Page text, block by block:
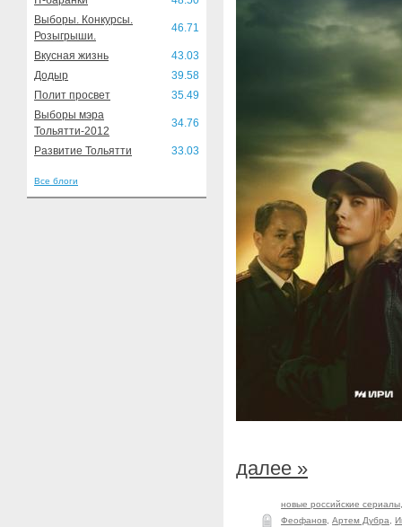
Выборы. Конкурсы.
Розыгрыши.
46.71
Вкусная жизнь
43.03
Додыр
39.58
Полит просвет
35.49
Выборы мэра
Тольятти-2012
34.76
Развитие Тольятти 33.03
Все блоги
далее »
новые российские сериалы
Феофанов Артем Дубра